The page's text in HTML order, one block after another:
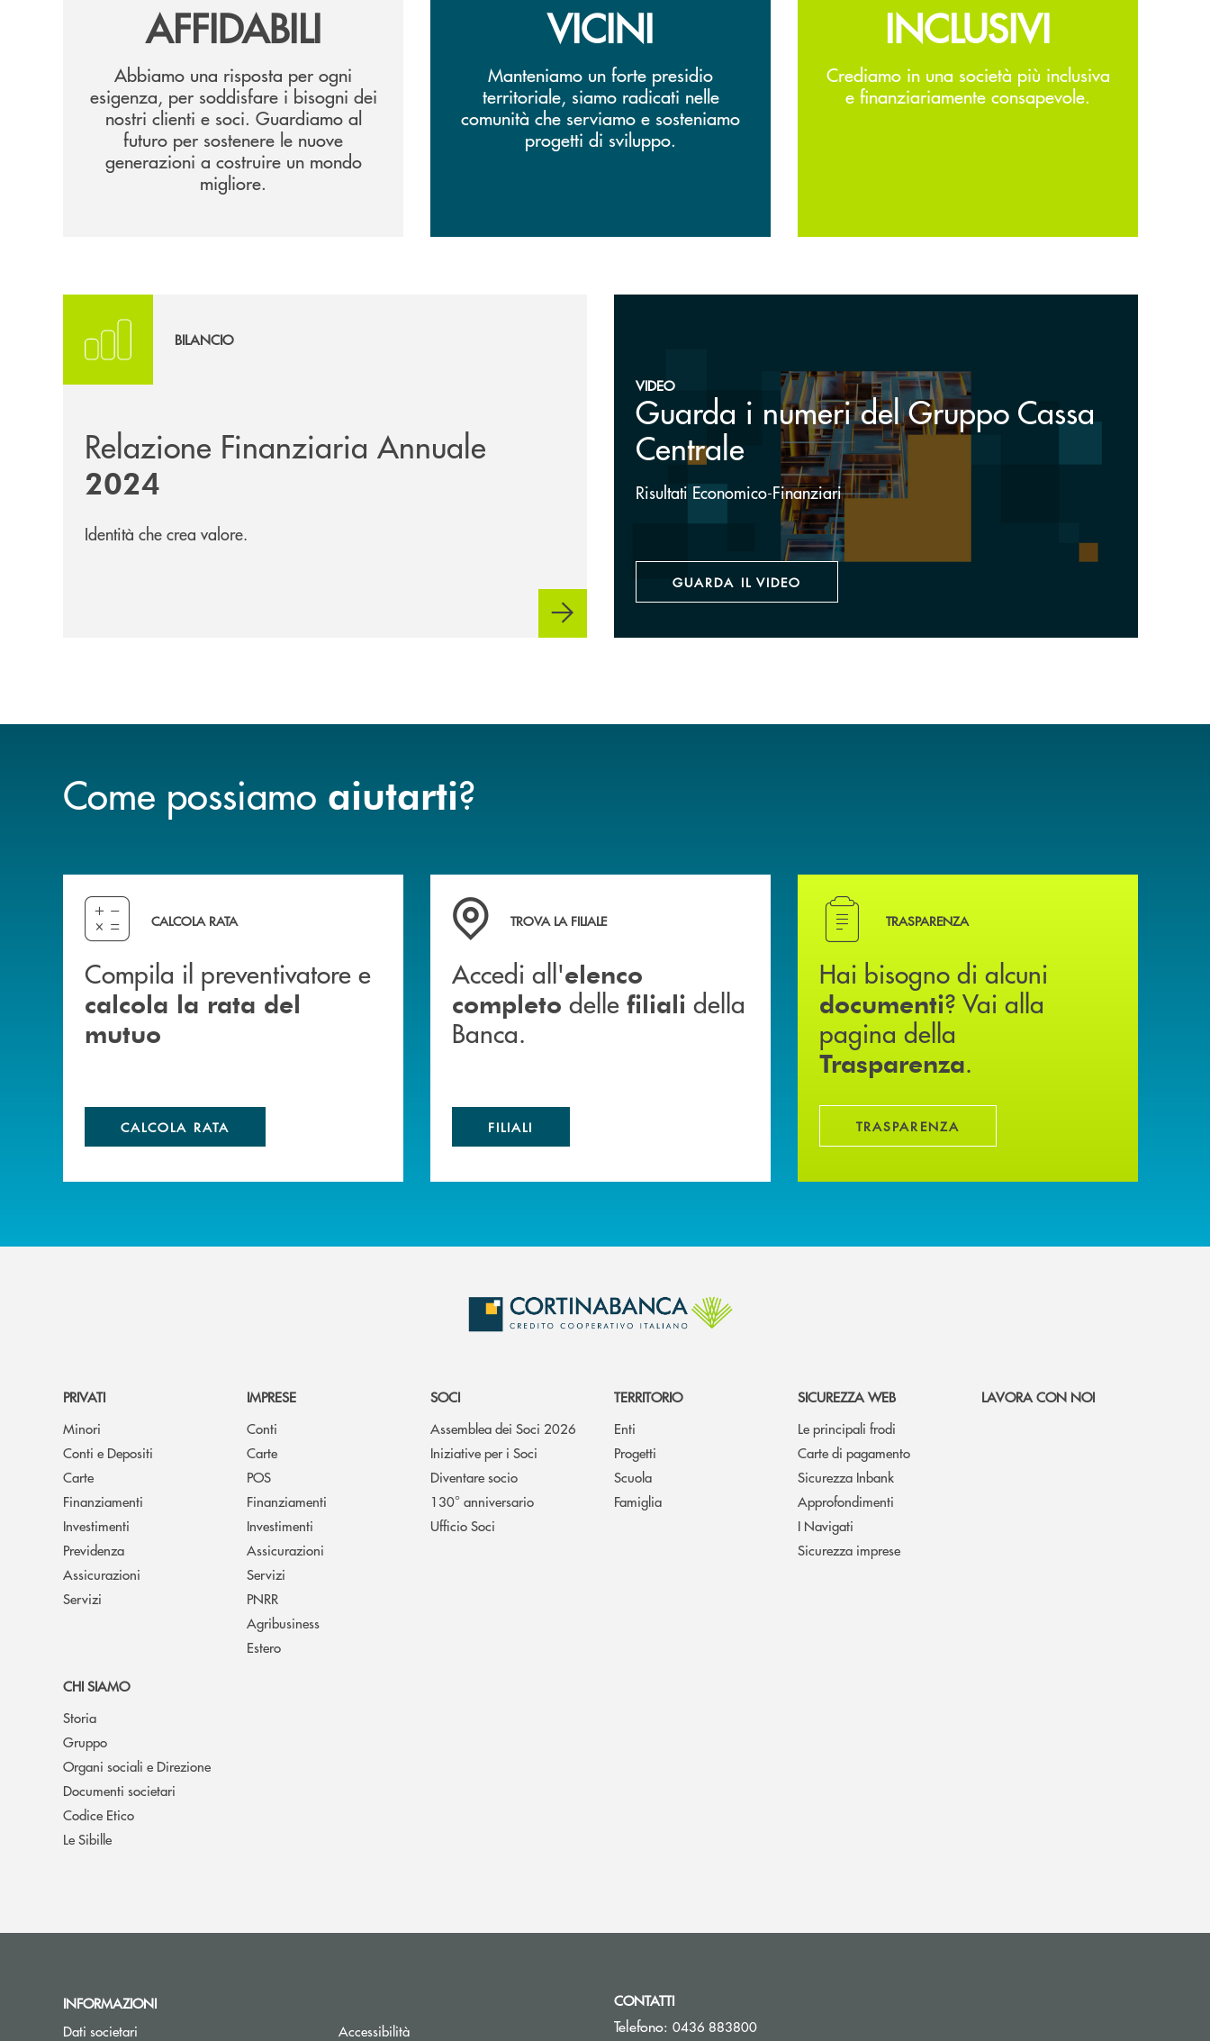
AFFIDABILI
Abbiamo una risposta per ogni
esigenza, per soddisfare i bisogni dei
nostri clienti e soci. Guardiamo al
futuro per sostenere le nuove
generazioni a costruire un mondo
migliore.
VICINI
Manteniamo un forte presidio
territoriale, siamo radicati nelle
comunità che serviamo e sosteniamo
progetti di sviluppo.
INCLUSIVI
Crediamo in una società più inclusiva
e finanziariamente consapevole.
BILANCIO
Relazione Finanziaria Annuale
2024
Identità che crea valore.
VIDEO
Guarda i numeri del Gruppo Cassa
Centrale
Risultati Economico-Finanziari
GUARDA IL VIDEO
Come possiamo aiutarti?
Compila il preventivatore e calcola la rata del mutuo
CALCOLA RATA
Compila il preventivatore e
calcola la rata del
mutuo
CALCOLA RATA
Accedi all' elenco completo delle filiali della Banca.
TROVA LA FILIALE
Accedi all'elenco
completo delle filiali della
Banca.
FILIALI
Hai bisogno di alcuni documenti ? Vai alla pagina della
TRASPARENZA
Hai bisogno di alcuni
documenti? Vai alla
pagina della
Trasparenza.
TRASPARENZA
PRIVATI
Minori
Conti e Depositi
Carte
Finanziamenti
Investimenti
Previdenza
Assicurazioni
Servizi
IMPRESE
Conti
Carte
POS
Finanziamenti
Investimenti
Assicurazioni
Servizi
PNRR
Agribusiness
Estero
SOCI
Assemblea dei Soci 2026
Iniziative per i Soci
Diventare socio
130° anniversario
Ufficio Soci
TERRITORIO
Enti
Progetti
Scuola
Famiglia
SICUREZZA WEB
Le principali frodi
Carte di pagamento
Sicurezza Inbank
Approfondimenti
I Navigati
Sicurezza imprese
LAVORA CON NOI
CHI SIAMO
Storia
Gruppo
Organi sociali e Direzione
Documenti societari
Codice Etico
Le Sibille
INFORMAZIONI
Dati societari
Accessibilità
CONTATTI
Telefono: 0436 883800